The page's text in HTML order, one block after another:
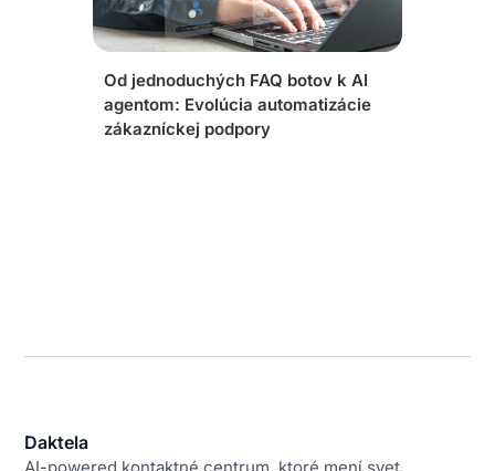
Od jednoduchých FAQ botov k AI
agentom: Evolúcia automatizácie
zákazníckej podpory
Daktela